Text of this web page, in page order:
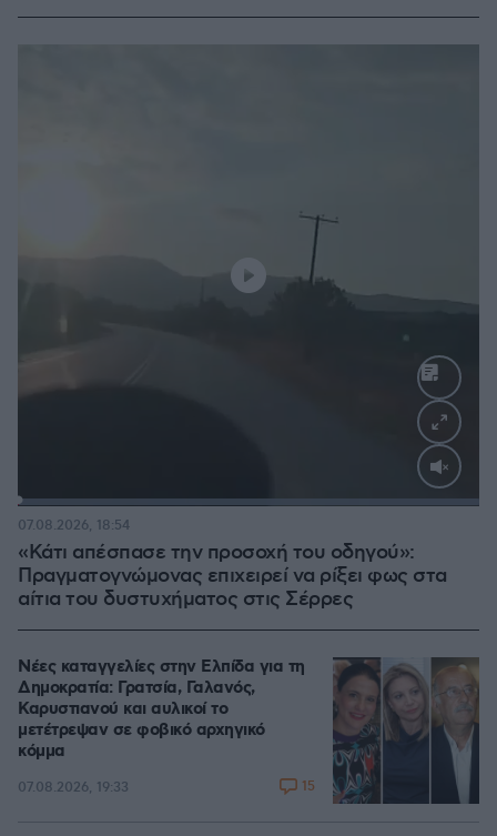
Loaded:
«Κάτι απέσπασε την προσοχή του οδηγού»:
Πραγματογνώμονας επιχειρεί να ρίξει φως στα
αίτια του δυστυχήματος στις Σέρρες
07.08.2026, 18:54
Νέες καταγγελίες στην Ελπίδα για τη
Δημοκρατία: Γρατσία, Γαλανός,
Καρυστιανού και αυλικοί το
μετέτρεψαν σε φοβικό αρχηγικό
κόμμα
07.08.2026, 19:33 15